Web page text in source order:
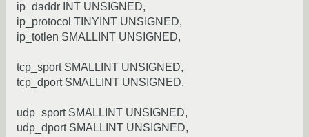
ip_daddr INT UNSIGNED,
ip_protocol TINYINT UNSIGNED,
ip_totlen SMALLINT UNSIGNED,
tcp_sport SMALLINT UNSIGNED,
tcp_dport SMALLINT UNSIGNED,
udp_sport SMALLINT UNSIGNED,
udp_dport SMALLINT UNSIGNED,